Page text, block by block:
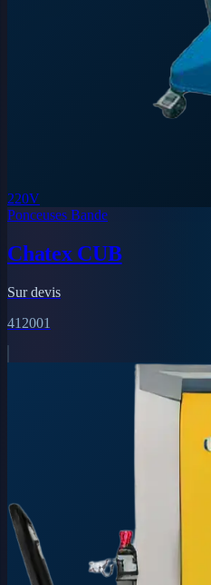
220V
Ponceuses Bande
Chatex CUB
Sur devis
412001